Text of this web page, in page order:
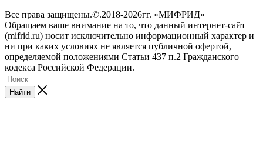
Все права защищены.©.2018-2026гг. «МИФРИД»
Обращаем ваше внимание на то, что данный интернет-сайт
(mifrid.ru) носит исключительно информационный характер и
ни при каких условиях не является публичной офертой,
определяемой положениями Статьи 437 п.2 Гражданского
кодекса Российской Федерации.
Найти